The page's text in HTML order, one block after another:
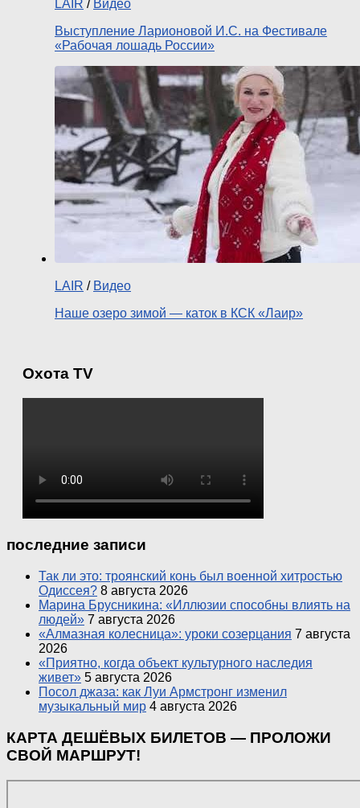
LAIR / Видео
Выступление Ларионовой И.С. на Фестивале
«Рабочая лошадь России»
LAIR / Видео
Наше озеро зимой — каток в КСК «Лаир»
Охота TV
последние записи
Так ли это: троянский конь был военной хитростью
Одиссея? 8 августа 2026
Марина Брусникина: «Иллюзии способны влиять на
людей» 7 августа 2026
«Алмазная колесница»: уроки созерцания 7 августа
2026
«Приятно, когда объект культурного наследия
живет» 5 августа 2026
Посол джаза: как Луи Армстронг изменил
музыкальный мир 4 августа 2026
КАРТА ДЕШЁВЫХ БИЛЕТОВ — ПРОЛОЖИ
СВОЙ МАРШРУТ!